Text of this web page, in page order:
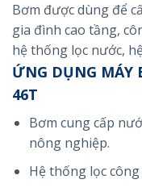
Bơm được dùng để
gia đình cao tầng,
hệ thống lọc nước,
ỨNG DỤNG MÁY
46T
Bơm cung cấp
nông nghiệp.
Hệ thống lọc